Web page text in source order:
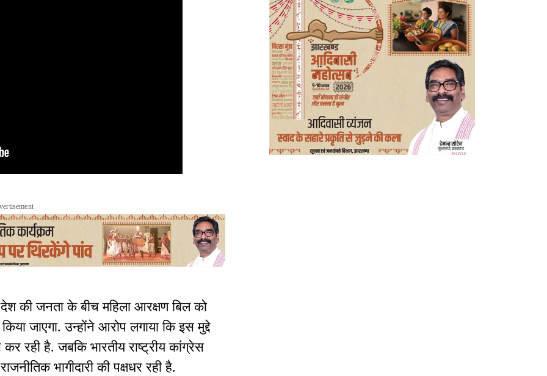
की जनता के बीच महिला आरक्षण बिल को
जाएगा. उन्होंने आरोप लगाया कि इस मुद्दे
रही है. जबकि भारतीय राष्ट्रीय कांग्रेस
भागीदारी की पक्षधर रही है.